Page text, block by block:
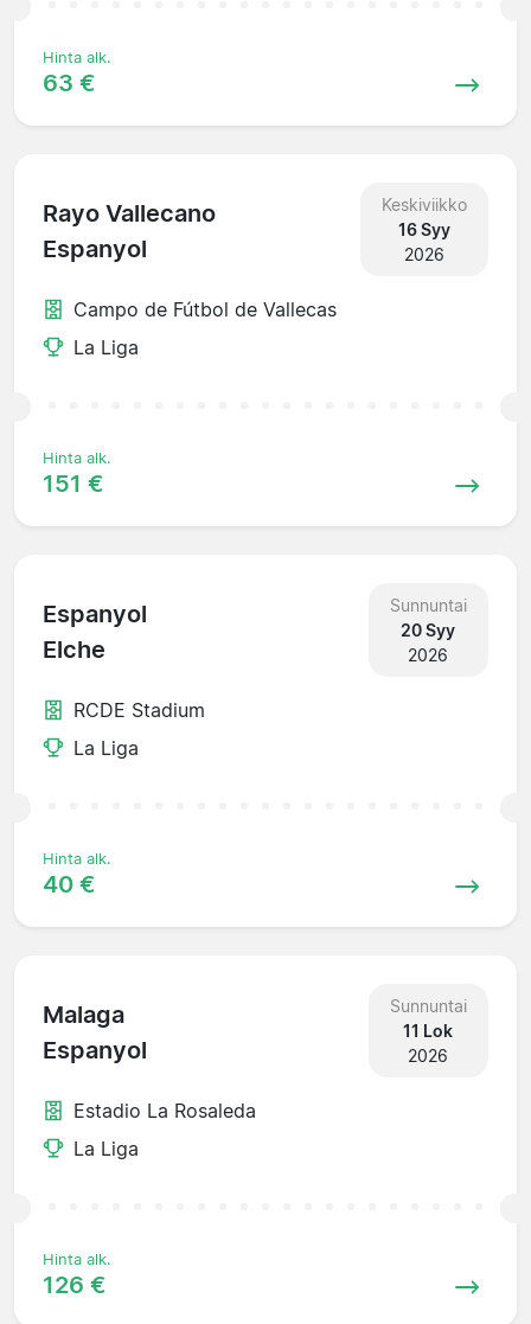
Hinta alk.
63 €
Rayo Vallecano
Espanyol
Keskiviikko
16 Syy
2026
Campo de Fútbol de Vallecas
La Liga
Hinta alk.
151 €
Espanyol
Elche
Sunnuntai
20 Syy
2026
RCDE Stadium
La Liga
Hinta alk.
40 €
Malaga
Espanyol
Sunnuntai
11 Lok
2026
Estadio La Rosaleda
La Liga
Hinta alk.
126 €